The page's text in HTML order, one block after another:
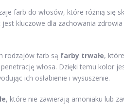
farb do włosów, które różnią się
kluczowe dla zachowania
rodzajów farb są farby trwałe,
włosa. Dzięki temu kolor
ich osłabienie i wysuszenie.
, które nie zawierają amoniaku lub